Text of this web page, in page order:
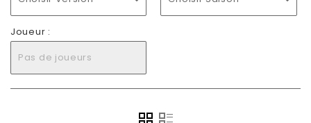
Joueur :
Pas de joueurs